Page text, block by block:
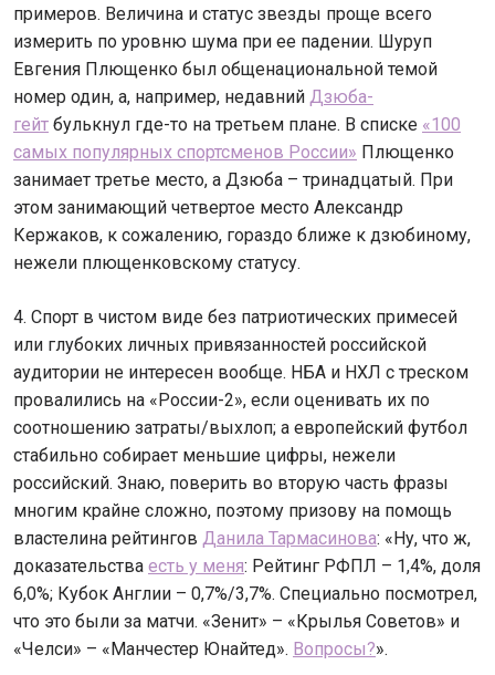
примеров. Величина и статус звезды проще всего
измерить по уровню шума при ее падении. Шуруп
Евгения Плющенко был общенациональной темой
номер один, а, например, недавний Дзюба-
гейт булькнул где-то на третьем плане. В списке «100
самых популярных спортсменов России» Плющенко
занимает третье место, а Дзюба – тринадцатый. При
этом занимающий четвертое место Александр
Кержаков, к сожалению, гораздо ближе к дзюбиному,
нежели плющенковскому статусу.
4. Спорт в чистом виде без патриотических примесей
или глубоких личных привязанностей российской
аудитории не интересен вообще. НБА и НХЛ с треском
провалились на «России-2», если оценивать их по
соотношению затраты/выхлоп; а европейский футбол
стабильно собирает меньшие цифры, нежели
российский. Знаю, поверить во вторую часть фразы
многим крайне сложно, поэтому призову на помощь
властелина рейтингов Данила Тармасинова: «Ну, что ж,
доказательства есть у меня: Рейтинг РФПЛ – 1,4%, доля
6,0%; Кубок Англии – 0,7%/3,7%. Специально посмотрел,
что это были за матчи. «Зенит» – «Крылья Советов» и
«Челси» – «Манчестер Юнайтед». Вопросы?».